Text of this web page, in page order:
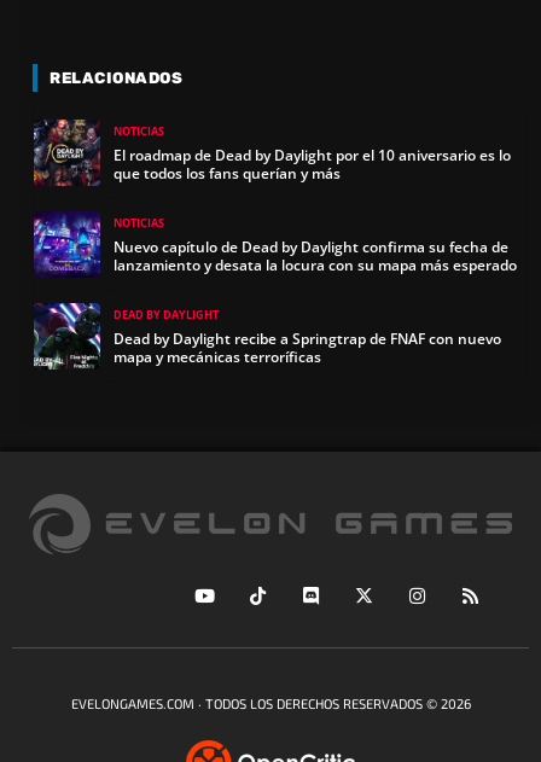
RELACIONADOS
NOTICIAS
El roadmap de Dead by Daylight por el 10 aniversario es lo
que todos los fans querían y más
NOTICIAS
Nuevo capítulo de Dead by Daylight confirma su fecha de
lanzamiento y desata la locura con su mapa más esperado
DEAD BY DAYLIGHT
Dead by Daylight recibe a Springtrap de FNAF con nuevo
mapa y mecánicas terroríficas
EVELONGAMES.COM · TODOS LOS DERECHOS RESERVADOS © 2026